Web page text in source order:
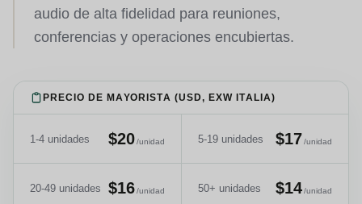
audio de alta fidelidad para reuniones,
conferencias y operaciones encubiertas.
PRECIO DE MAYORISTA (USD, EXW ITALIA)
1-4 unidades $20/unidad 5-19 unidades $17/unidad
20-49 unidades $16/unidad 50+ unidades $14/unidad